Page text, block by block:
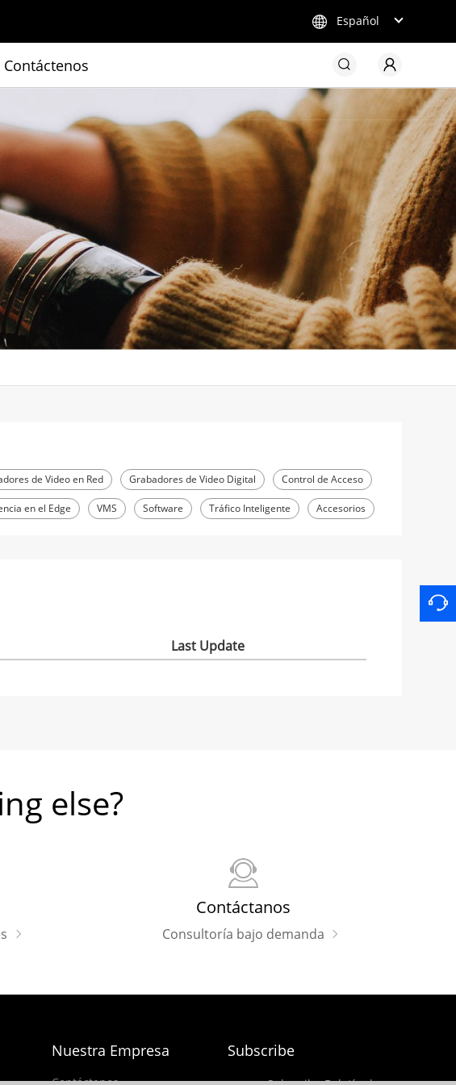
Español
Contáctenos
de Video en Red Grabadores de Video Digital Control de Acceso
en el Edge VMS Software Tráfico Inteligente Accesorios
Last Update
else?
Contáctanos
Consultoría bajo demanda
Nuestra Empresa Subscribe